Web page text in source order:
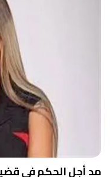
مد أجل الحكم في